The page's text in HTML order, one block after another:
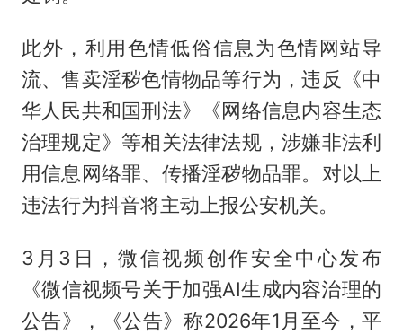
此外，利用色情低俗信息为色情网站导
流、售卖淫秽色情物品等行为，违反《中
华人民共和国刑法》《网络信息内容生态
治理规定》等相关法律法规，涉嫌非法利
用信息网络罪、传播淫秽物品罪。对以上
违法行为抖音将主动上报公安机关。
3月3日，微信视频创作安全中心发布
《微信视频号关于加强AI生成内容治理的
公告》，《公告》称2026年1月至今，平